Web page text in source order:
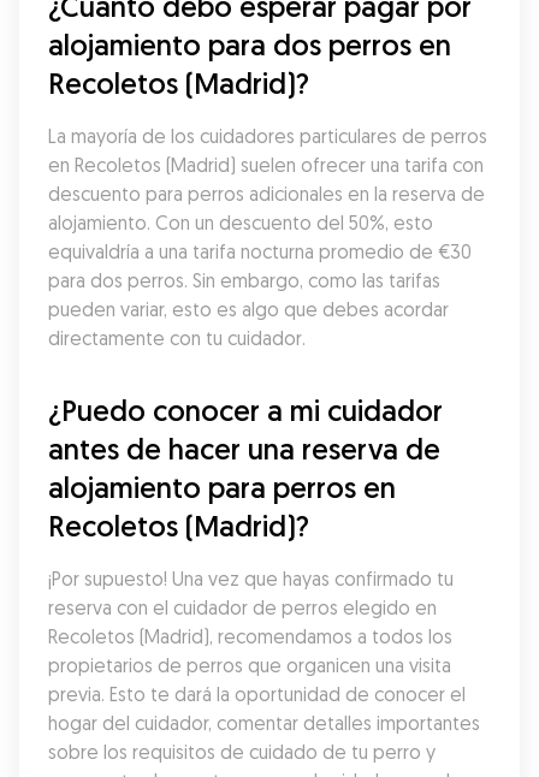
alojamiento para dos perros en
Recoletos (Madrid)?
La mayoría de los cuidadores particulares de perros
en Recoletos (Madrid) suelen ofrecer una tarifa con
descuento para perros adicionales en la reserva de
alojamiento. Con un descuento del 50%, esto
equivaldría a una tarifa nocturna promedio de €30
para dos perros. Sin embargo, como las tarifas
pueden variar, esto es algo que debes acordar
directamente con tu cuidador.
¿Puedo conocer a mi cuidador
antes de hacer una reserva de
alojamiento para perros en
Recoletos (Madrid)?
¡Por supuesto! Una vez que hayas confirmado tu
reserva con el cuidador de perros elegido en
Recoletos (Madrid), recomendamos a todos los
propietarios de perros que organicen una visita
previa. Esto te dará la oportunidad de conocer el
hogar del cuidador, comentar detalles importantes
sobre los requisitos de cuidado de tu perro y